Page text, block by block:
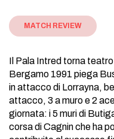
MATCH REVIEW
Il Pala Intred torna
Bergamo 1991 piega
in attacco di Lorrayna,
attacco, 3 a muro e 2
giornata: i 5 muri di
corsa di Cagnin che ha